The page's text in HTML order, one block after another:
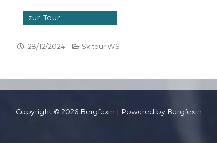
zur Tour
28/12/2024 Skitour WS
Copyright © 2026 Bergfexin | Powered by Bergfexin